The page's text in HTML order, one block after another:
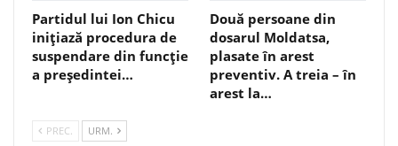
Partidul lui Ion Chicu
inițiază procedura de
suspendare din funcție
a președintei…
Două persoane din
dosarul Moldatsa,
plasate în arest
preventiv. A treia – în
arest la…
PREC. URM.